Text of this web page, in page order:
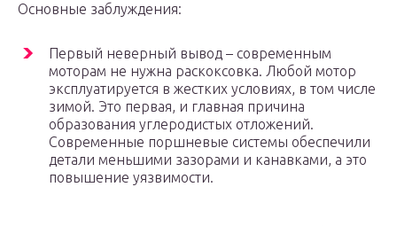
Основные заблуждения:
Первый неверный вывод – современным
моторам не нужна раскоксовка. Любой мотор
эксплуатируется в жестких условиях, в том числе
зимой. Это первая, и главная причина
образования углеродистых отложений.
Современные поршневые системы обеспечили
детали меньшими зазорами и канавками, а это
повышение уязвимости.